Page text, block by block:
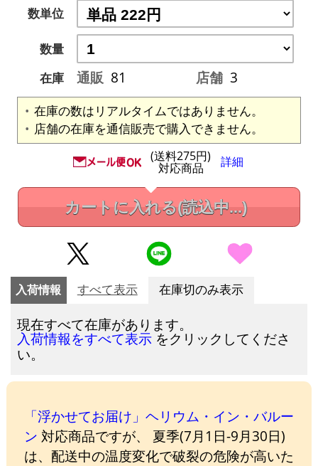
数単位
数量
在庫
通販 81 店舗 3
在庫の数はリアルタイムではありません。
店舗の在庫を通信販売で購入できません。
(送料275円)
対応商品 詳細
カートに入れる(読込中...)
入荷情報 すべて表示 在庫切のみ表示
現在すべて在庫があります。
入荷情報をすべて表示 をクリックしてくださ
い。
「浮かせてお届け」ヘリウム・イン・バルー
ン 対応商品ですが、 夏季(7月1日-9月30日)
は、配送中の温度変化で破裂の危険が高いた